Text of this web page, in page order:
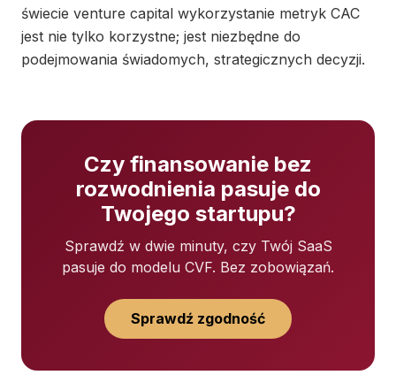
świecie venture capital wykorzystanie metryk CAC
jest nie tylko korzystne; jest niezbędne do
podejmowania świadomych, strategicznych decyzji.
Czy finansowanie bez
rozwodnienia pasuje do
Twojego startupu?
Sprawdź w dwie minuty, czy Twój SaaS
pasuje do modelu CVF. Bez zobowiązań.
Sprawdź zgodność